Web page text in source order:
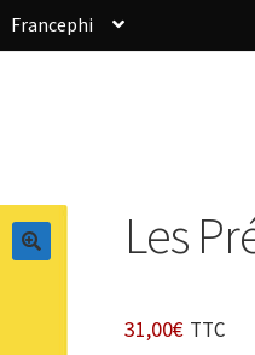
Francephi
Les
31,00€ TTC